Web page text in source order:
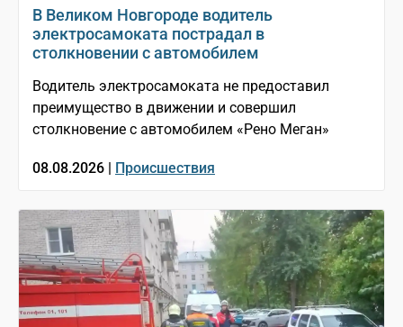
В Великом Новгороде водитель
электросамоката пострадал в
столкновении с автомобилем
Водитель электросамоката не предоставил
преимущество в движении и совершил
столкновение с автомобилем «Рено Меган»
08.08.2026 | Происшествия